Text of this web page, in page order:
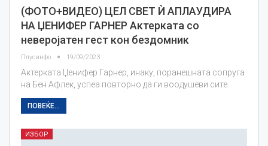
(ФОТО+ВИДЕО) ЦЕЛ СВЕТ Ѝ АПЛАУДИРА
НА ЏЕНИФЕР ГАРНЕР Актерката со
неверојатен гест кон бездомник
Плусинфо 19/09/2023
Актерката Џенифер Гарнер, инаку, поранешната сопруга
на Бен Афлек, успеа повторно да ги воодушеви сите.
ПОВЕЌЕ...
ИЗБОР